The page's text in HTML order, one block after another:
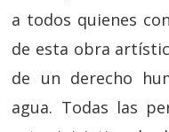
a todos quienes
de esta obra
de un derecho
agua. Todas las